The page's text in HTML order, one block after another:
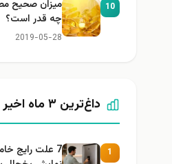
10
چه قدر است؟
2019-05-28
داغ‌ترین ۳ ماه اخیر
1
7 علت رایج